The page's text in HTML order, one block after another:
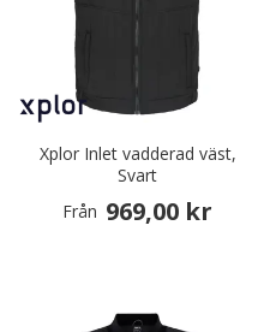
Xplor Inlet vadderad väst,
Svart
Från 969,00 kr